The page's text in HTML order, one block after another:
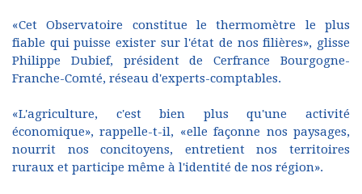
«Cet Observatoire constitue le thermomètre le plus
fiable qui puisse exister sur l'état de nos filières», glisse
Philippe Dubief, président de Cerfrance Bourgogne-
Franche-Comté, réseau d'experts-comptables.
«L'agriculture, c'est bien plus qu'une activité
économique», rappelle-t-il, «elle façonne nos paysages,
nourrit nos concitoyens, entretient nos territoires
ruraux et participe même à l'identité de nos région».